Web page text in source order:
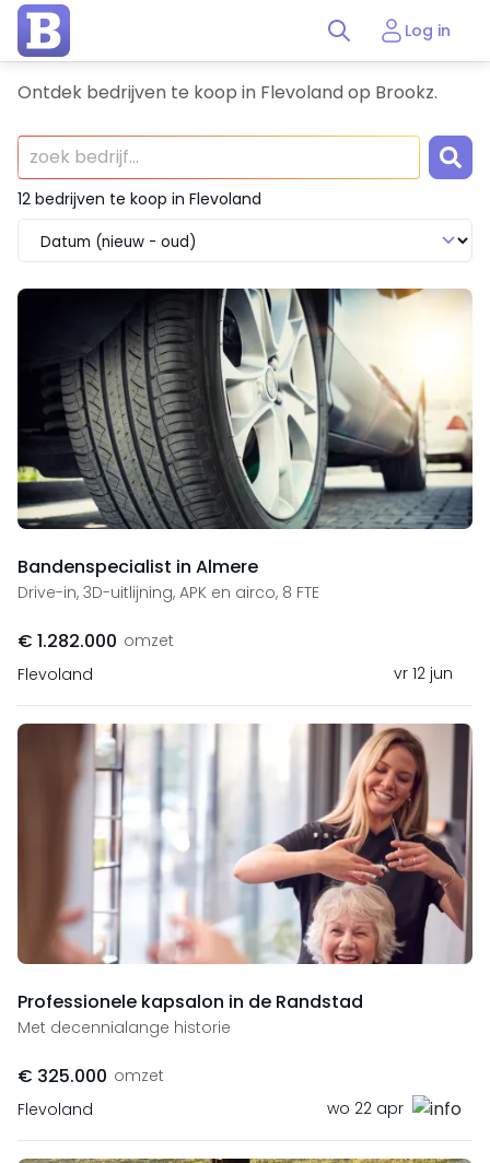
Log in
Ontdek bedrijven te koop in Flevoland op Brookz.
12 bedrijven te koop in Flevoland
Bandenspecialist in Almere
Drive-in, 3D-uitlijning, APK en airco, 8 FTE
€ 1.282.000 omzet
Flevoland
vr 12 jun
Professionele kapsalon in de Randstad
Met decennialange historie
€ 325.000 omzet
Flevoland
wo 22 apr